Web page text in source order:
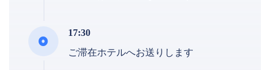
17:30
ご滞在ホテルへお送りします